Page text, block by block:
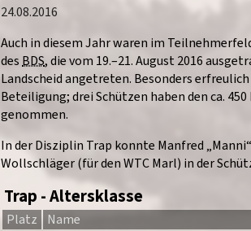
24.08.2016
Auch indiesem Jahrwaren im
desBDS, die vom 19.–21. August 2016
Landscheid angetreten. Besonders
Beteiligung; drei Schützen haben den ca.
genommen.
In der Disziplin Trap konnte Manfred
Wollschläger (für den WTC Marl) in der
Trap - Altersklasse
Platz Name